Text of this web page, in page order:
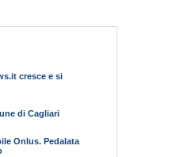
cresce e si
di Cagliari
Onlus. Pedalata